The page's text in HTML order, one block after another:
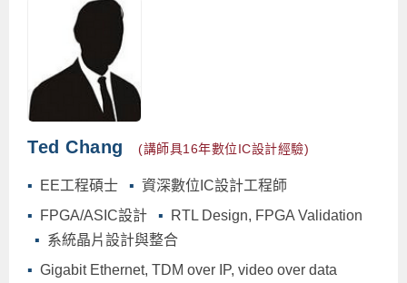
Ted Chang (講師具16年數位IC設計經驗)
▪ EE工程碩士 ▪ 資深數位IC設計工程師
▪
FPGA/ASIC設計 ▪
RTL Design, FPGA Validation
▪ 系統晶片設計與整合
▪ Gigabit Ethernet, TDM over IP, video over data